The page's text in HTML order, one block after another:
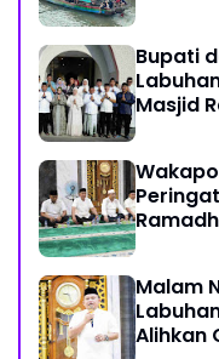
Bupati
Masjid
Malam
Alihkan